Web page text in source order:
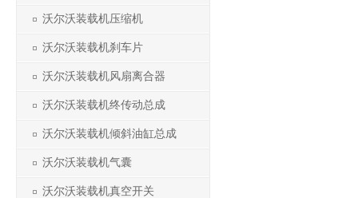
沃尔沃装载机压缩机
沃尔沃装载机刹车片
沃尔沃装载机风扇离合器
沃尔沃装载机终传动总成
沃尔沃装载机倾斜油缸总成
沃尔沃装载机气囊
沃尔沃装载机真空开关